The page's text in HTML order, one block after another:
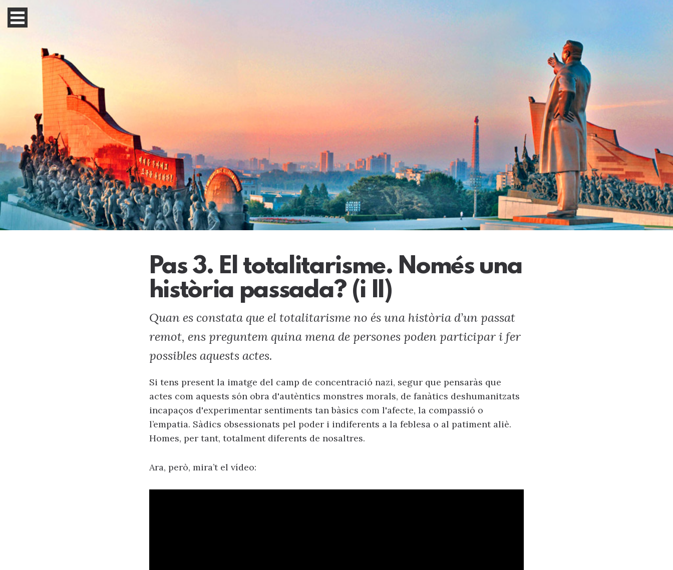
Pas 3. El totalitarisme. Només una
història passada? (i II)
Quan es constata que el totalitarisme no és una història d’un passat
remot, ens preguntem quina mena de persones poden participar i fer
possibles aquests actes.
Si tens present la imatge del camp de concentració nazi, segur que pensaràs que
actes com aquests són obra d'autèntics monstres morals, de fanàtics deshumanitzats
incapaços d'experimentar sentiments tan bàsics com l'afecte, la compassió o
l’empatia. Sàdics obsessionats pel poder i indiferents a la feblesa o al patiment aliè.
Homes, per tant, totalment diferents de nosaltres.
Ara, però, mira’t el vídeo: